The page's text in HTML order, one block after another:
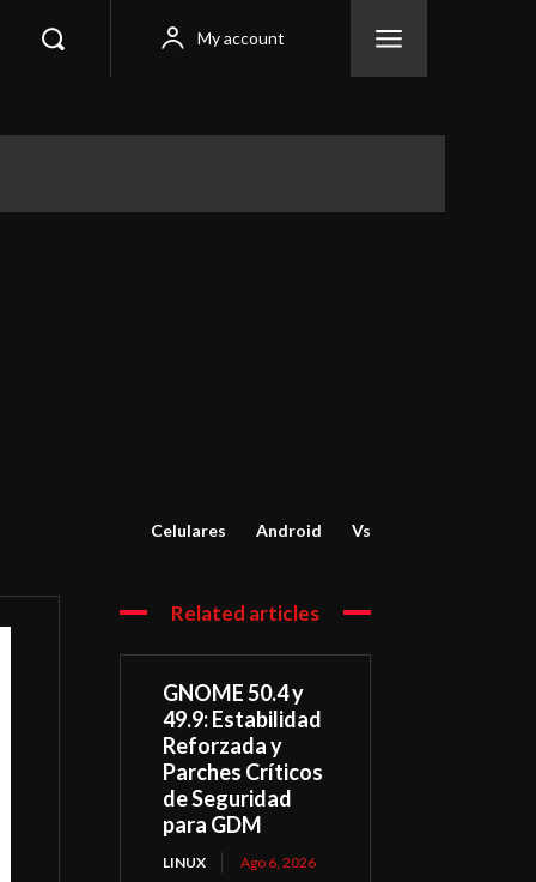
My account
Celulares Android Vs
Related articles
GNOME 50.4 y
49.9: Estabilidad
Reforzada y
Parches Críticos
de Seguridad
para GDM
LINUX Ago 6, 2026